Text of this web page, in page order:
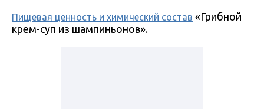
Пищевая ценность и химический состав «Грибной
крем-суп из шампиньонов».